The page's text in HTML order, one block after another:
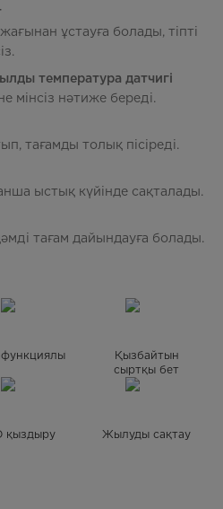
ұстауға болады, тіпті
температура датчигі
мінсіз нәтиже береді.
тағамды толық пісіреді.
ыстық күйінде сақталады.
тағам дайындауға болады.
Қызбайтын
сыртқы бет
қыздыру Жылуды сақтау